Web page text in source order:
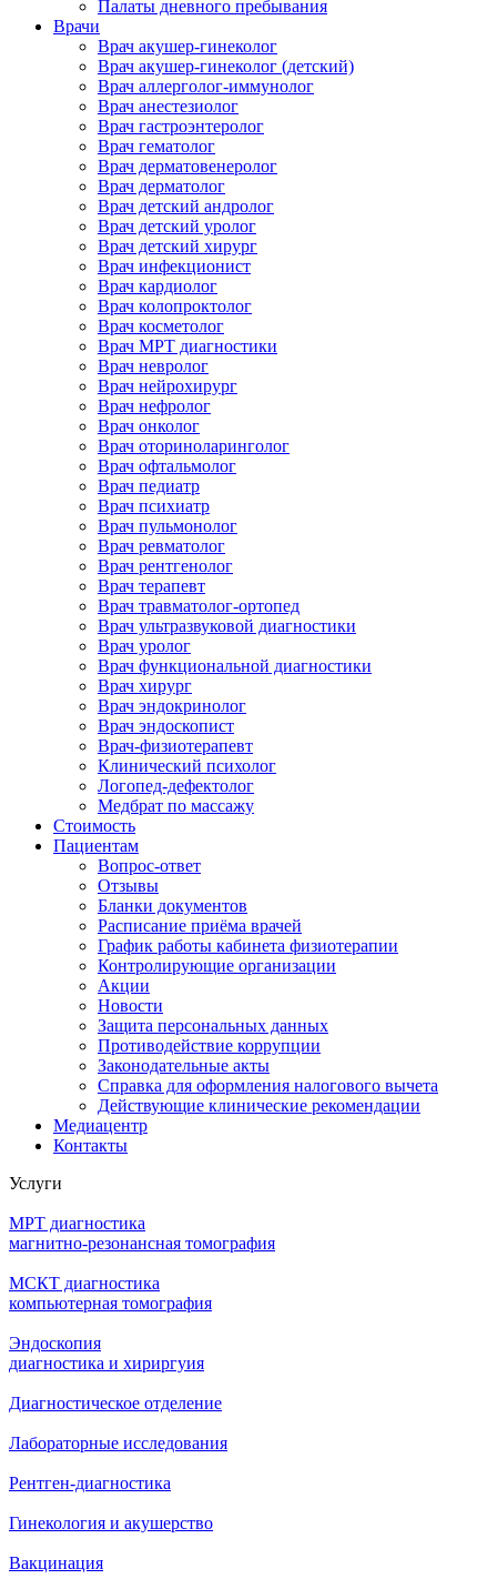
Палаты дневного пребывания
Врачи
Врач акушер-гинеколог
Врач акушер-гинеколог (детский)
Врач аллерголог-иммунолог
Врач анестезиолог
Врач гастроэнтеролог
Врач гематолог
Врач дерматовенеролог
Врач дерматолог
Врач детский андролог
Врач детский уролог
Врач детский хирург
Врач инфекционист
Врач кардиолог
Врач колопроктолог
Врач косметолог
Врач МРТ диагностики
Врач невролог
Врач нейрохирург
Врач нефролог
Врач онколог
Врач оториноларинголог
Врач офтальмолог
Врач педиатр
Врач психиатр
Врач пульмонолог
Врач ревматолог
Врач рентгенолог
Врач терапевт
Врач травматолог-ортопед
Врач ультразвуковой диагностики
Врач уролог
Врач функциональной диагностики
Врач хирург
Врач эндокринолог
Врач эндоскопист
Врач-физиотерапевт
Клинический психолог
Логопед-дефектолог
Медбрат по массажу
Стоимость
Пациентам
Вопрос-ответ
Отзывы
Бланки документов
Расписание приёма врачей
График работы кабинета физиотерапии
Контролирующие организации
Акции
Новости
Защита персональных данных
Противодействие коррупции
Законодательные акты
Справка для оформления налогового вычета
Действующие клинические рекомендации
Медиацентр
Контакты
Услуги
МРТ диагностика
магнитно-резонансная томография
МСКТ диагностика
компьютерная томография
Эндоскопия
диагностика и хириргуия
Диагностическое отделение
Лабораторные исследования
Рентген-диагностика
Гинекология и акушерство
Вакцинация